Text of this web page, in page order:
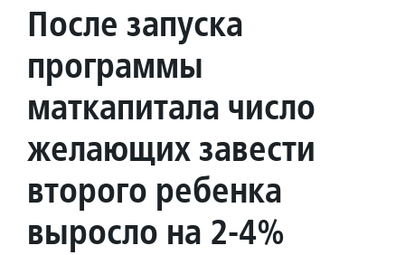
После запуска
программы
маткапитала число
желающих завести
второго ребенка
выросло на 2-4%